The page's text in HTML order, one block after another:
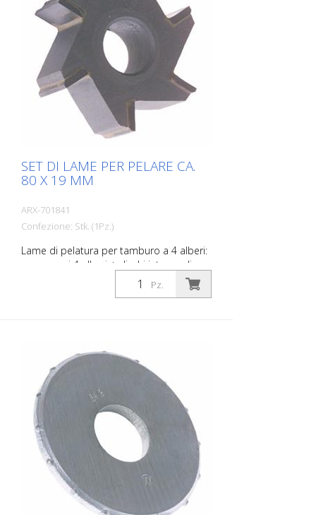
SET DI LAME PER PELARE CA.
80 X 19 MM
ARX-701841
Confezione: Stk. (1Pz.)
Lame di pelatura per tamburo a 4 alberi:
- compresi 4 alberi + dischi intermedi per
tamburo a 4 alberi VA 30 S, VA 30 SH Set
di lame con inserti in metallo duro per la
termoplastici. Adatto per Von Arx VA 30,
VA 30 SH
Pz.